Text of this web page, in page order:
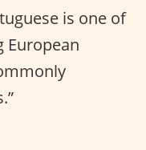
is one of
European